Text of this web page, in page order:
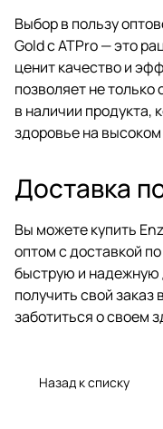
Выбор в пользу
Gold с ATPro — это
ценит качество и
позволяет не
в наличии продукта,
здоровье на
Доставка
Вы можете купить
оптом с доставкой
быструю и надежную
получить свой заказ
заботиться о своем
Назад к списку